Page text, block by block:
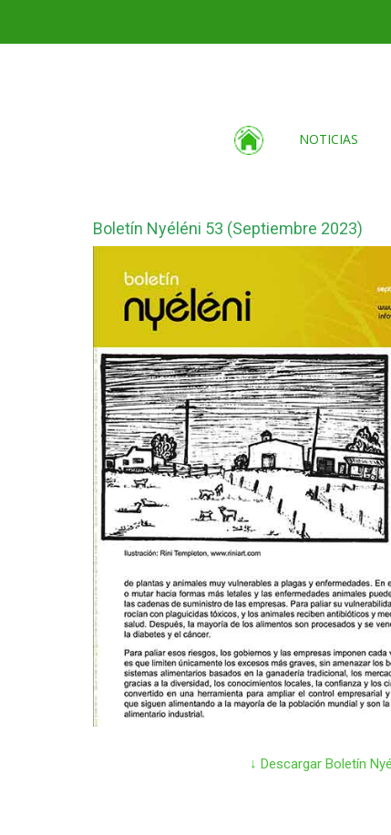
NOTICIAS
Boletín Nyéléni 53 (Septiembre 2023)
↓ Descargar Boletín